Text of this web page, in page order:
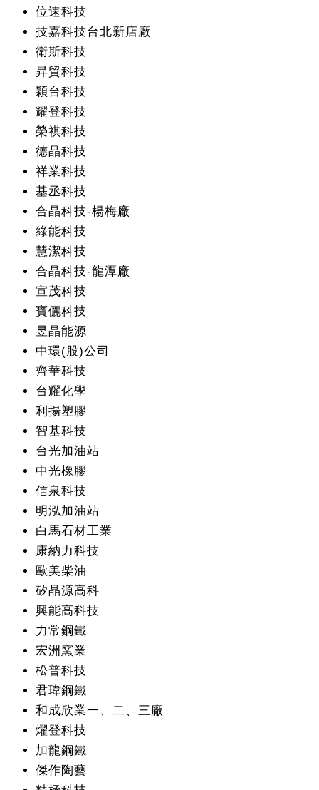
位速科技
技嘉科技台北新店廠
衛斯科技
昇貿科技
穎台科技
耀登科技
榮祺科技
德晶科技
祥業科技
基丞科技
合晶科技-楊梅廠
綠能科技
慧潔科技
合晶科技-龍潭廠
宣茂科技
寶儷科技
昱晶能源
中環(股)公司
齊華科技
台耀化學
利揚塑膠
智基科技
台光加油站
中光橡膠
信泉科技
明泓加油站
白馬石材工業
康納力科技
歐美柴油
矽晶源高科
興能高科技
力常鋼鐵
宏洲窯業
松普科技
君瑋鋼鐵
和成欣業一、二、三廠
燿登科技
加龍鋼鐵
傑作陶藝